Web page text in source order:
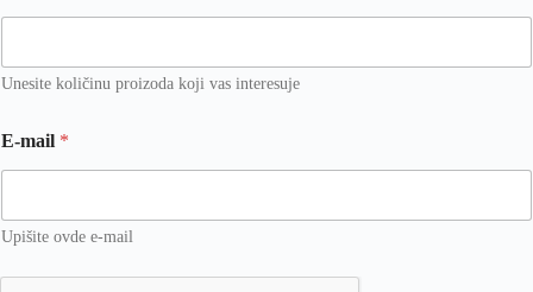
Unesite količinu proizoda koji vas interesuje
E-mail *
Upišite ovde e-mail